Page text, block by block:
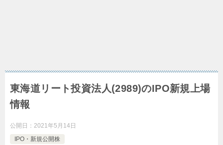
東海道リート投資法人(2989)のIPO新規上場
情報
公開日： 2021年5月14日
IPO・新規公開株